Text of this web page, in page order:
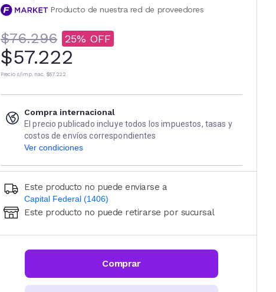
Producto de nuestra red de proveedores
$76.296 25
$57.222
Precio s/imp. nac. $57.222
Compra internacional
El precio publicado incluye todos los impuestos, tasas y
costos de envíos correspondientes
Ver condiciones
Este producto no puede enviarse a
Capital Federal (1406)
Ingresá código postal (sólo números)
CALCULAR
Este producto no puede retirarse por sucursal
Comprar